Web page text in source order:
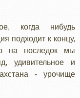
когда нибудь
подходит к концу,
на последок мы
удивительное и
- урочище